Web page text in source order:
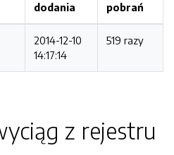
dodania
pobrań
2014-12-10
14:17:14
519 razy
z rejestru